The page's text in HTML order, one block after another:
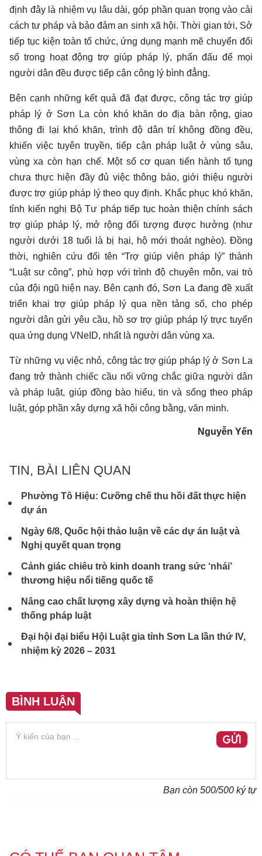
định đây là nhiệm vụ lâu dài, góp phần quan trọng vào cải
cách tư pháp và bảo đảm an sinh xã hội. Thời gian tới, Sở
tiếp tục kiện toàn tổ chức, ứng dụng mạnh mẽ chuyển đổi
số trong hoạt động trợ giúp pháp lý, phấn đấu để mọi
người dân đều được tiếp cận công lý bình đẳng.
Bên cạnh những kết quả đã đạt được, công tác trợ giúp
pháp lý ở Sơn La còn khó khăn do địa bàn rộng, giao
thông đi lại khó khăn, trình độ dân trí không đồng đều,
khiến việc tuyên truyền, tiếp cận pháp luật ở vùng sâu,
vùng xa còn hạn chế. Một số cơ quan tiến hành tố tụng
chưa thực hiện đầy đủ việc thông báo, giới thiệu người
được trợ giúp pháp lý theo quy định. Khắc phục khó khăn,
tỉnh kiến nghị Bộ Tư pháp tiếp tục hoàn thiện chính sách
trợ giúp pháp lý, mở rộng đối tượng được hưởng (như
người dưới 18 tuổi là bị hại, hộ mới thoát nghèo). Đồng
thời, nghiên cứu đổi tên “Trợ giúp viên pháp lý” thành
“Luật sư công”, phù hợp với trình độ chuyên môn, vai trò
của đội ngũ hiện nay. Bên cạnh đó, Sơn La đang đề xuất
triển khai trợ giúp pháp lý qua nền tảng số, cho phép
người dân gửi yêu cầu, hồ sơ trợ giúp pháp lý trực tuyến
qua ứng dụng VNeID, nhất là người dân vùng xa.
Từ những vụ việc nhỏ, công tác trợ giúp pháp lý ở Sơn La
đang trở thành chiếc cầu nối vững chắc giữa người dân
và pháp luật, giúp đồng bào hiểu, tin và sống theo pháp
luật, góp phần xây dựng xã hội công bằng, văn minh.
Nguyễn Yến
TIN, BÀI LIÊN QUAN
Phường Tô Hiệu: Cưỡng chế thu hồi đất thực hiện
dự án
Ngày 6/8, Quốc hội thảo luận về các dự án luật và
Nghị quyết quan trọng
Cảnh giác chiêu trò kinh doanh trang sức ‘nhái’
thương hiệu nổi tiếng quốc tế
Nâng cao chất lượng xây dựng và hoàn thiện hệ
thống pháp luật
Đại hội đại biểu Hội Luật gia tỉnh Sơn La lần thứ IV,
nhiệm kỳ 2026 – 2031
BÌNH LUẬN
GỬI
Bạn còn 500/500 ký tự